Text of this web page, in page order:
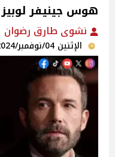
هوس جينيفر
نشوى طارق رضوان
الإثنين 04/نوفمبر/2024 - 01:10 م